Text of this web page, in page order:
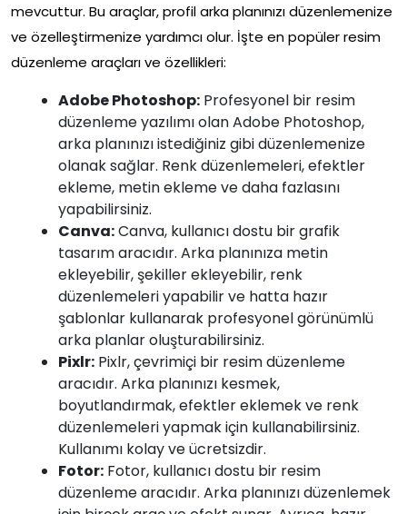
mevcuttur. Bu araçlar, profil arka planınızı düzenlemenize
ve özelleştirmenize yardımcı olur. İşte en popüler resim
düzenleme araçları ve özellikleri:
Adobe Photoshop: Profesyonel bir resim
düzenleme yazılımı olan Adobe Photoshop,
arka planınızı istediğiniz gibi düzenlemenize
olanak sağlar. Renk düzenlemeleri, efektler
ekleme, metin ekleme ve daha fazlasını
yapabilirsiniz.
Canva:Canva, kullanıcı dostu bir grafik
tasarım aracıdır. Arka planınıza metin
ekleyebilir, şekiller ekleyebilir, renk
düzenlemeleri yapabilir ve hatta hazır
şablonlar kullanarak profesyonel görünümlü
arka planlar oluşturabilirsiniz.
Pixlr: Pixlr, çevrimiçi bir resim düzenleme
aracıdır. Arka planınızı kesmek,
boyutlandırmak, efektler eklemek ve renk
düzenlemeleri yapmak için kullanabilirsiniz.
Kullanımı kolay ve ücretsizdir.
Fotor: Fotor, kullanıcı dostu bir resim
düzenleme aracıdır. Arka planınızı düzenlemek